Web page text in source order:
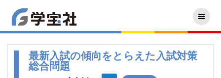
最新入試の傾向をとらえた入試対策
総合問題